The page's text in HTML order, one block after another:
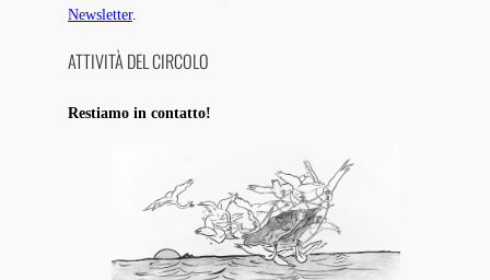
Newsletter.
ATTIVITÀ DEL CIRCOLO
Restiamo in contatto!